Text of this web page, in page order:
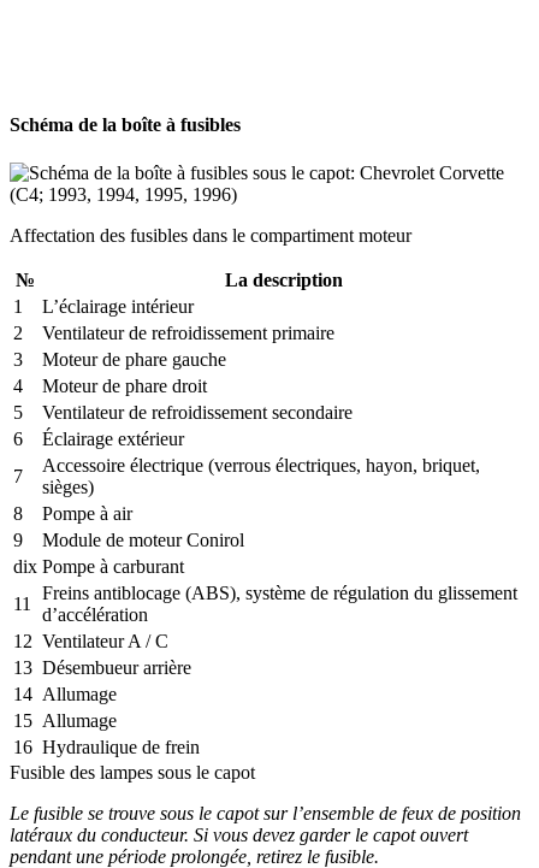
Schéma de la boîte à fusibles
Affectation des fusibles dans le compartiment moteur
№
La description
1
L’éclairage intérieur
2
Ventilateur de refroidissement primaire
3
Moteur de phare gauche
4
Moteur de phare droit
5
Ventilateur de refroidissement secondaire
6
Éclairage extérieur
7
Accessoire électrique (verrous électriques, hayon, briquet,
sièges)
8
Pompe à air
9
Module de moteur Conirol
dix Pompe à carburant
11
Freins antiblocage (ABS), système de régulation du glissement
d’accélération
12 Ventilateur A / C
13 Désembueur arrière
14 Allumage
15 Allumage
16 Hydraulique de frein
Fusible des lampes sous le capot
Le fusible se trouve sous le capot sur l’ensemble de feux de position
latéraux du conducteur. Si vous devez garder le capot ouvert
pendant une période prolongée, retirez le fusible.